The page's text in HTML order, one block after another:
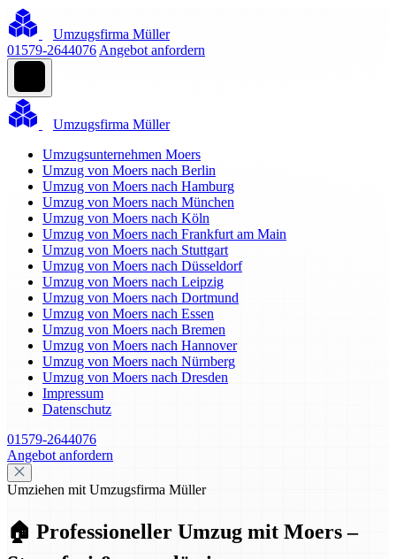
Umzugsfirma Müller
01579-2644076 Angebot anfordern
Umzugsfirma Müller
Umzugsunternehmen Moers
Umzug von Moers nach Berlin
Umzug von Moers nach Hamburg
Umzug von Moers nach München
Umzug von Moers nach Köln
Umzug von Moers nach Frankfurt am Main
Umzug von Moers nach Stuttgart
Umzug von Moers nach Düsseldorf
Umzug von Moers nach Leipzig
Umzug von Moers nach Dortmund
Umzug von Moers nach Essen
Umzug von Moers nach Bremen
Umzug von Moers nach Hannover
Umzug von Moers nach Nürnberg
Umzug von Moers nach Dresden
Impressum
Datenschutz
01579-2644076
Angebot anfordern
Umziehen mit Umzugsfirma Müller
🏠 Professioneller Umzug mit Moers –